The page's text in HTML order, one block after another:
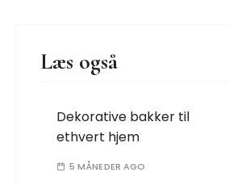
Læs også
Dekorative bakker til
ethvert hjem
5 MÅNEDER AGO